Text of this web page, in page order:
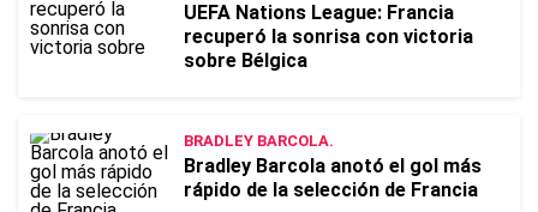
UEFA Nations League: Francia
recuperó la sonrisa con victoria
sobre Bélgica
BRADLEY BARCOLA.
Bradley Barcola anotó el gol más
rápido de la selección de Francia